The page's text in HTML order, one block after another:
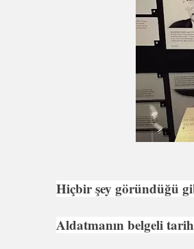
Hiçbir şey göründüğü
Aldatmanın belgeli